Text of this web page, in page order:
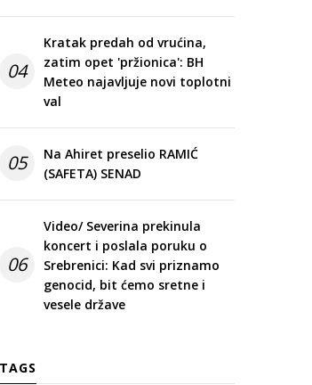
04
Kratak predah od vrućina,
zatim opet 'pržionica': BH
Meteo najavljuje novi toplotni
val
05
Na Ahiret preselio RAMIĆ
(SAFETA) SENAD
06
Video/ Severina prekinula
koncert i poslala poruku o
Srebrenici: Kad svi priznamo
genocid, bit ćemo sretne i
vesele države
TAGS